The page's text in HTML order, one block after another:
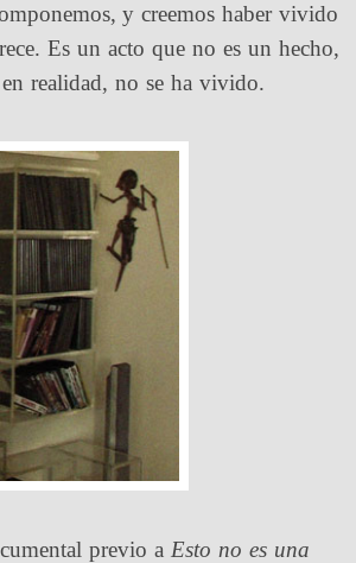
y creemos haber vivido
Es un acto que no es un hecho,
realidad, no se ha vivido.
previo a Esto no es una